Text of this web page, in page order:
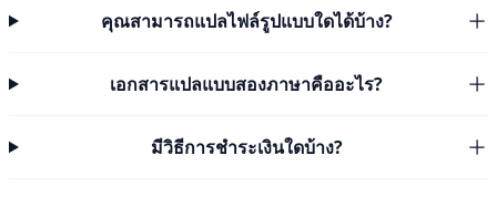
คุณสามารถแปลไฟล์รูปแบบใดได้บ้าง?
เอกสารแปลแบบสองภาษาคืออะไร?
มีวิธีการชำระเงินใดบ้าง?